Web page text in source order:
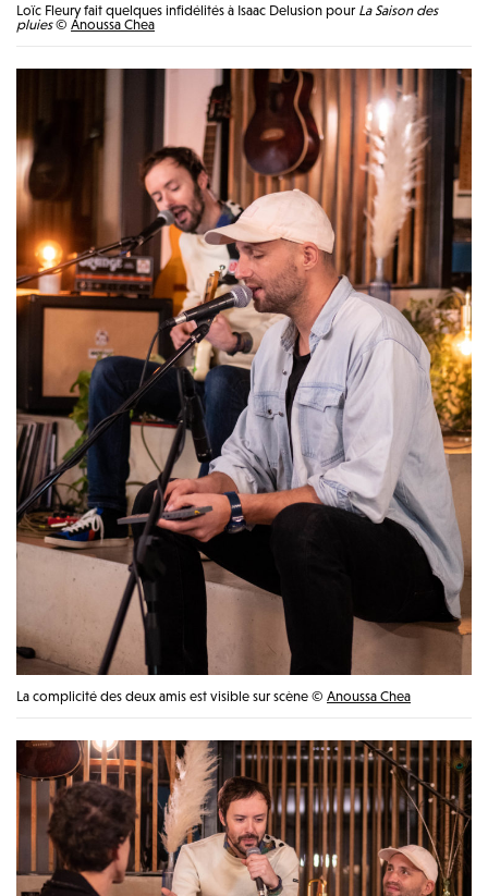
Loïc Fleury fait quelques infidélités à Isaac Delusion pour La Saison des
pluies© Anoussa Chea
La complicité des deux amis est visible sur scène © Anoussa Chea